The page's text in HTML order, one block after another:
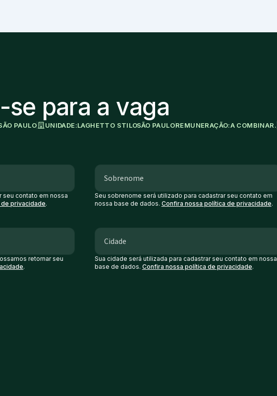
para a vaga
PAULO UNIDADE:LAGHETTO STILOSÃO PAULOREMUNERAÇÃO:A COMBINAR.
seu contato em nossa
privacidade.
Seu sobrenome será utilizado para cadastrar seu contato em
nossa base de dados. Confira nossa política de privacidade.
retornar seu
.
Sua cidade será utilizada para cadastrar seu contato em nossa
base de dados. Confira nossa política de privacidade.